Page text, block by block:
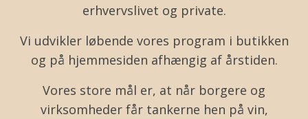
erhvervslivet og private.
Vi udvikler løbende vores program i butikken
og på hjemmesiden afhængig af årstiden.
Vores store mål er, at når borgere og
virksomheder får tankerne hen på vin,